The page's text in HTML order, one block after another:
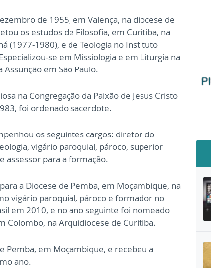
de 1955, em Valença, na diocese de
os estudos de Filosofia, em Curitiba, na
(1977-1980), e de Teologia no Instituto
se em Missiologia e em Liturgia na
Assunção em São Paulo.
na Congregação da Paixão de Jesus Cristo
foi ordenado sacerdote.
os seguintes cargos: diretor do
vigário paroquial, pároco, superior
assessor para a formação.
a Diocese de Pemba, em Moçambique, na
vigário paroquial, pároco e formador no
em 2010, e no ano seguinte foi nomeado
Colombo, na Arquidiocese de Curitiba.
Pemba, em Moçambique, e recebeu a
ano.